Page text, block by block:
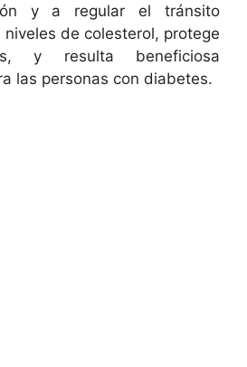
y a regular el tránsito
de colesterol, protege
y resulta beneficiosa
las personas con diabetes.